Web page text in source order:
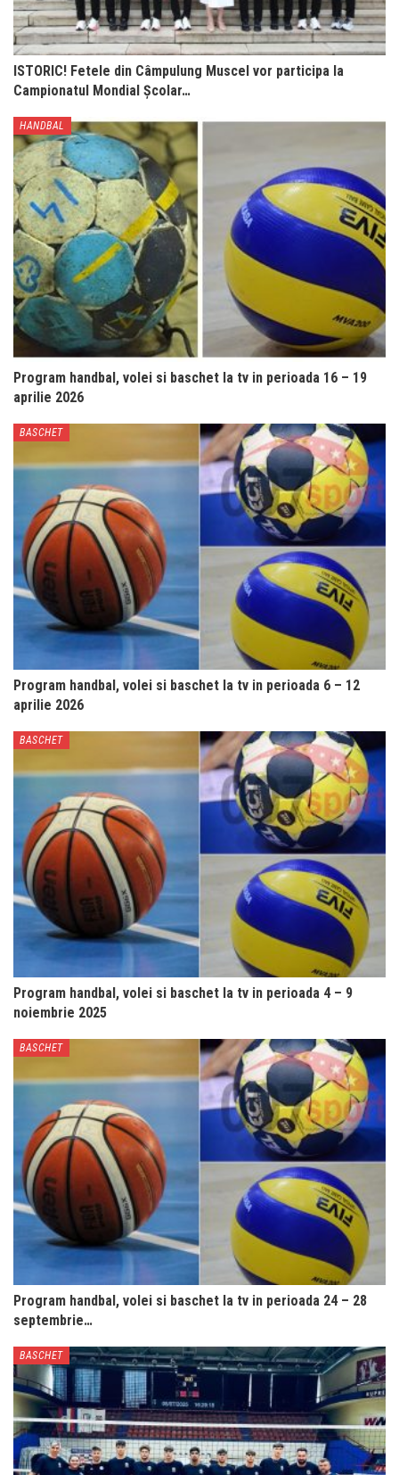
ISTORIC! Fetele din Câmpulung Muscel vor participa la
Campionatul Mondial Școlar…
HANDBAL
Program handbal, volei si baschet la tv in perioada 16 – 19
aprilie 2026
BASCHET
Program handbal, volei si baschet la tv in perioada 6 – 12
aprilie 2026
BASCHET
Program handbal, volei si baschet la tv in perioada 4 – 9
noiembrie 2025
BASCHET
Program handbal, volei si baschet la tv in perioada 24 – 28
septembrie…
BASCHET